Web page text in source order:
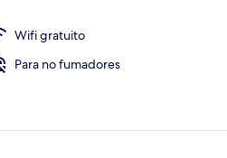
Wifi gratuito
Para no fumadores